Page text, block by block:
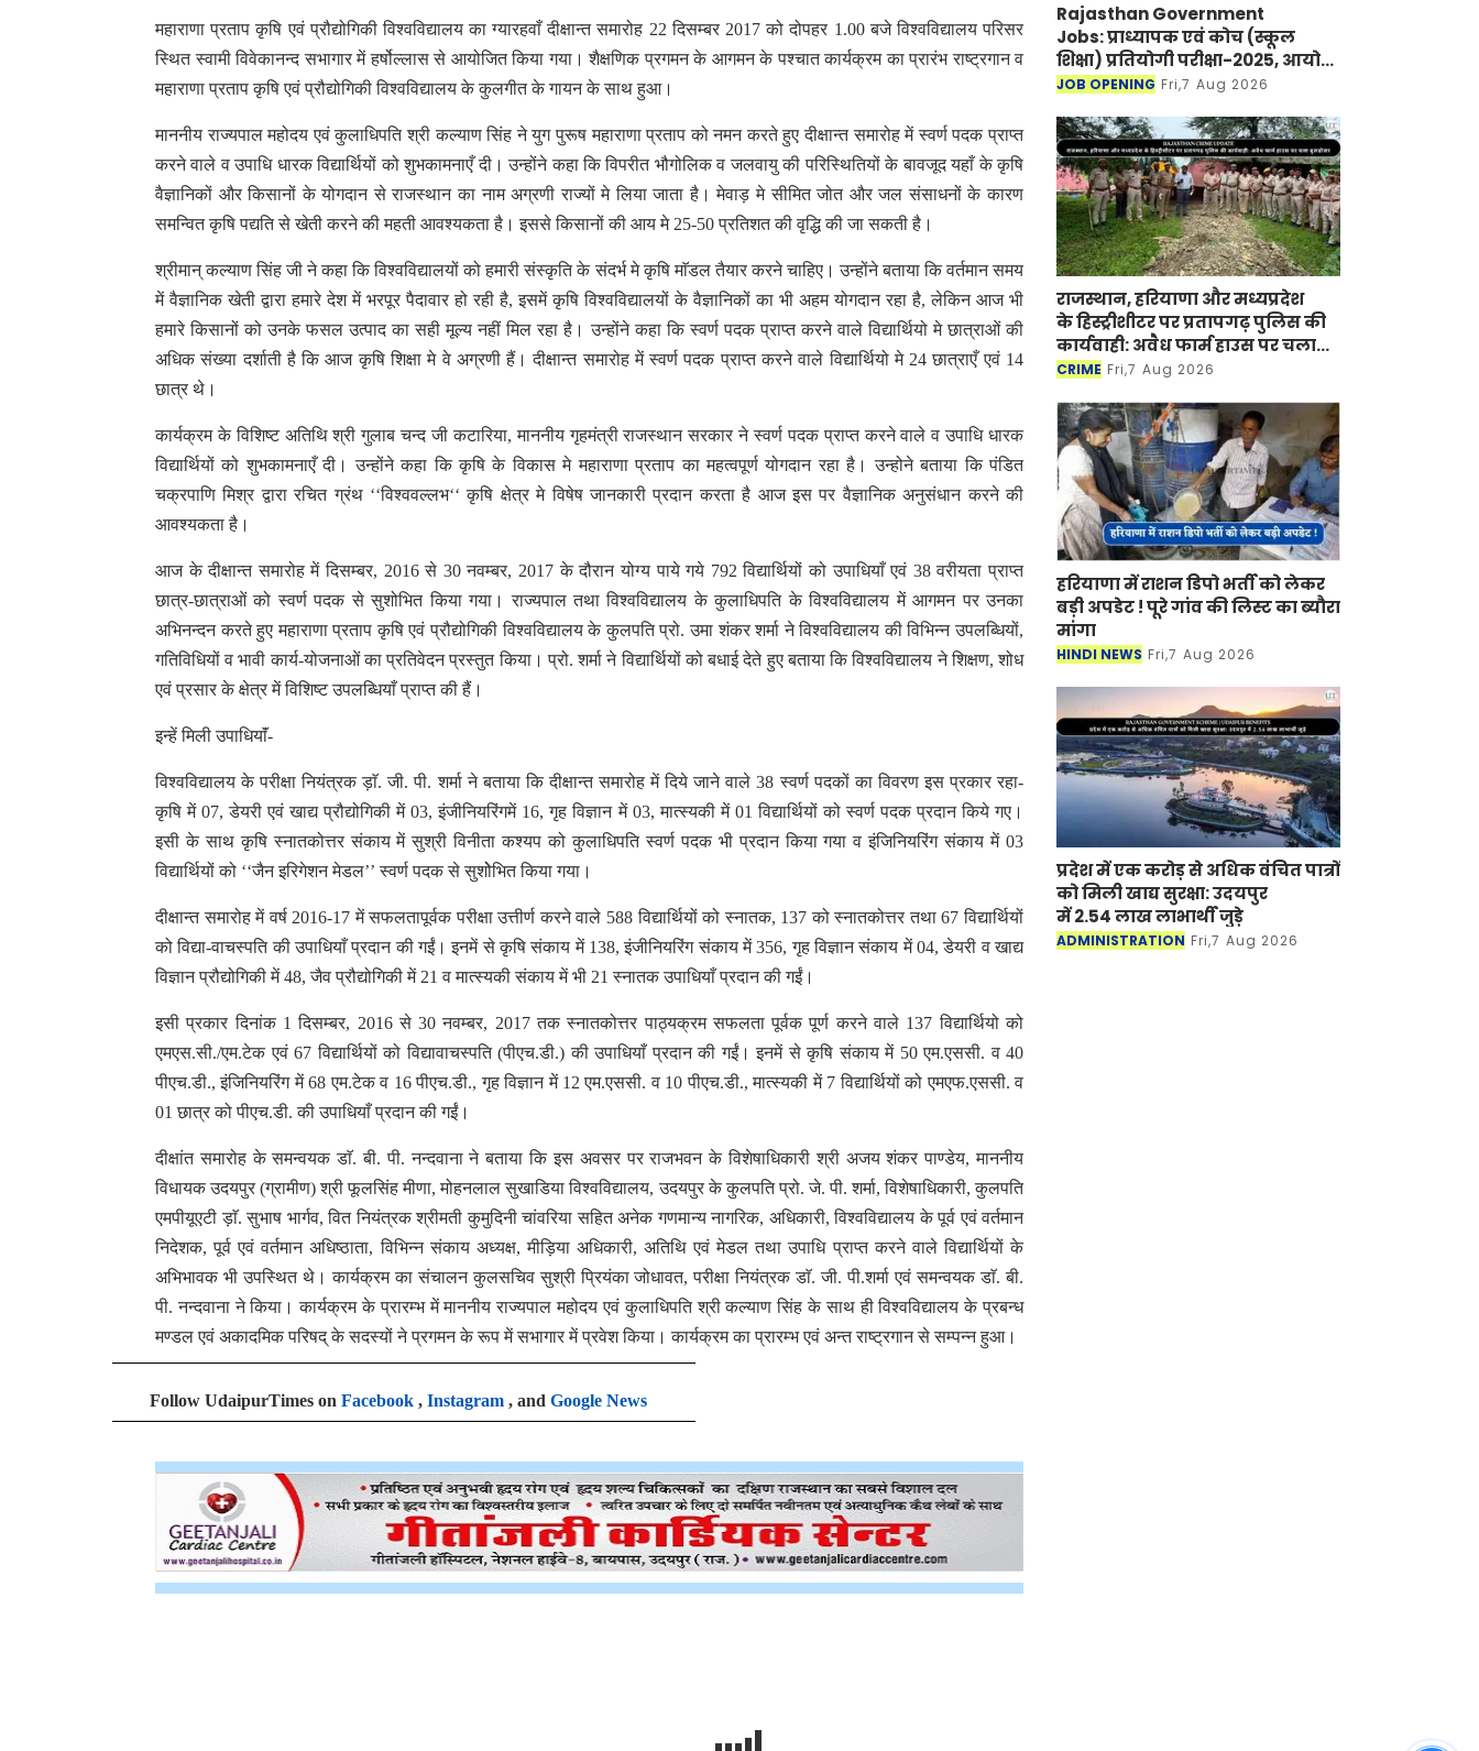
महाराणा प्रताप कृषि एवं प्रौद्योगिकी विश्वविद्यालय का ग्यारहवाँ दीक्षान्त समारोह 22 दिसम्बर 2017 को दोपहर 1.00 बजे विश्वविद्यालय परिसर
स्थित स्वामी विवेकानन्द सभागार में हर्षोल्लास से आयोजित किया गया। शैक्षणिक प्रगमन के आगमन के पश्चात कार्यक्रम का प्रारंभ राष्ट्रगान व
महाराणा प्रताप कृषि एवं प्रौद्योगिकी विश्वविद्यालय के कुलगीत के गायन के साथ हुआ।
माननीय राज्यपाल महोदय एवं कुलाधिपति श्री कल्याण सिंह ने युग पुरूष महाराणा प्रताप को नमन करते हुए दीक्षान्त समारोह में स्वर्ण पदक प्राप्त
करने वाले व उपाधि धारक विद्यार्थियों को शुभकामनाएँ दी। उन्होंने कहा कि विपरीत भौगोलिक व जलवायु की परिस्थितियों के बावजूद यहाँ के कृषि
वैज्ञानिकों और किसानों के योगदान से राजस्थान का नाम अग्रणी राज्यों मे लिया जाता है। मेवाड़ मे सीमित जोत और जल संसाधनों के कारण
समन्वित कृषि पद्यति से खेती करने की महती आवश्यकता है। इससे किसानों की आय मे 25-50 प्रतिशत की वृद्धि की जा सकती है।
श्रीमान् कल्याण सिंह जी ने कहा कि विश्वविद्यालयों को हमारी संस्कृति के संदर्भ मे कृषि माॅडल तैयार करने चाहिए। उन्होंने बताया कि वर्तमान समय
में वैज्ञानिक खेती द्वारा हमारे देश में भरपूर पैदावार हो रही है, इसमें कृषि विश्वविद्यालयों के वैज्ञानिकों का भी अहम योगदान रहा है, लेकिन आज भी
हमारे किसानों को उनके फसल उत्पाद का सही मूल्य नहीं मिल रहा है। उन्होंने कहा कि स्वर्ण पदक प्राप्त करने वाले विद्यार्थियो मे छात्राओं की
अधिक संख्या दर्शाती है कि आज कृषि शिक्षा मे वे अग्रणी हैं। दीक्षान्त समारोह में स्वर्ण पदक प्राप्त करने वाले विद्यार्थियो मे 24 छात्राएँ एवं 14
छात्र थे।
कार्यक्रम के विशिष्ट अतिथि श्री गुलाब चन्द जी कटारिया, माननीय गृहमंत्री राजस्थान सरकार ने स्वर्ण पदक प्राप्त करने वाले व उपाधि धारक
विद्यार्थियों को शुभकामनाएँ दी। उन्होंने कहा कि कृषि के विकास मे महाराणा प्रताप का महत्वपूर्ण योगदान रहा है। उन्होने बताया कि पंडित
चक्रपाणि मिश्र द्वारा रचित ग्रंथ ‘‘विश्ववल्लभ‘‘ कृषि क्षेत्र मे विषेष जानकारी प्रदान करता है आज इस पर वैज्ञानिक अनुसंधान करने की
आवश्यकता है।
आज के दीक्षान्त समारोह में दिसम्बर, 2016 से 30 नवम्बर, 2017 के दौरान योग्य पाये गये 792 विद्यार्थियों को उपाधियाँ एवं 38 वरीयता प्राप्त
छात्र-छात्राओं को स्वर्ण पदक से सुशोभित किया गया। राज्यपाल तथा विश्वविद्यालय के कुलाधिपति के विश्वविद्यालय में आगमन पर उनका
अभिनन्दन करते हुए महाराणा प्रताप कृषि एवं प्रौद्योगिकी विश्वविद्यालय के कुलपति प्रो. उमा शंकर शर्मा ने विश्वविद्यालय की विभिन्न उपलब्धियों,
गतिविधियों व भावी कार्य-योजनाओं का प्रतिवेदन प्रस्तुत किया। प्रो. शर्मा ने विद्यार्थियों को बधाई देते हुए बताया कि विश्वविद्यालय ने शिक्षण, शोध
एवं प्रसार के क्षेत्र में विशिष्ट उपलब्धियाँ प्राप्त की हैं।
इन्हें मिली उपाधियाॅं-
विश्वविद्यालय के परीक्षा नियंत्रक ड़ाॅ. जी. पी. शर्मा ने बताया कि दीक्षान्त समारोह में दिये जाने वाले 38 स्वर्ण पदकों का विवरण इस प्रकार रहा-
कृषि में 07, डेयरी एवं खाद्य प्रौद्योगिकी में 03, इंजीनियरिंगमें 16, गृह विज्ञान में 03, मात्स्यकी में 01 विद्यार्थियों को स्वर्ण पदक प्रदान किये गए।
इसी के साथ कृषि स्नातकोत्तर संकाय में सुश्री विनीता कश्यप को कुलाधिपति स्वर्ण पदक भी प्रदान किया गया व इंजिनियरिंग संकाय में 03
विद्यार्थियों को ‘‘जैन इरिगेशन मेडल’’ स्वर्ण पदक से सुशोेभित किया गया।
दीक्षान्त समारोह में वर्ष 2016-17 में सफलतापूर्वक परीक्षा उत्तीर्ण करने वाले 588 विद्यार्थियों को स्नातक, 137 को स्नातकोत्तर तथा 67 विद्यार्थियों
को विद्या-वाचस्पति की उपाधियाँ प्रदान की गईं। इनमें से कृषि संकाय में 138, इंजीनियरिंग संकाय में 356, गृह विज्ञान संकाय में 04, डेयरी व खाद्य
विज्ञान प्रौद्योगिकी में 48, जैव प्रौद्योगिकी में 21 व मात्स्यकी संकाय में भी 21 स्नातक उपाधियाँ प्रदान की गईं।
इसी प्रकार दिनांक 1 दिसम्बर, 2016 से 30 नवम्बर, 2017 तक स्नातकोत्तर पाठ्यक्रम सफलता पूर्वक पूर्ण करने वाले 137 विद्यार्थियो को
एमएस.सी./एम.टेक एवं 67 विद्यार्थियों को विद्यावाचस्पति (पीएच.डी.) की उपाधियाँ प्रदान की गईं। इनमें से कृषि संकाय में 50 एम.एससी. व 40
पीएच.डी., इंजिनियरिंग में 68 एम.टेक व 16 पीएच.डी., गृह विज्ञान में 12 एम.एससी. व 10 पीएच.डी., मात्स्यकी में 7 विद्यार्थियों को एमएफ.एससी. व
01 छात्र को पीएच.डी. की उपाधियाँ प्रदान की गईं।
दीक्षांत समारोह के समन्वयक डाॅ. बी. पी. नन्दवाना ने बताया कि इस अवसर पर राजभवन के विशेषाधिकारी श्री अजय शंकर पाण्डेय, माननीय
विधायक उदयपुर (ग्रामीण) श्री फूलसिंह मीणा, मोहनलाल सुखाडिया विश्वविद्यालय, उदयपुर के कुलपति प्रो. जे. पी. शर्मा, विशेषाधिकारी, कुलपति
एमपीयूएटी ड़ाॅ. सुभाष भार्गव, वित नियंत्रक श्रीमती कुमुदिनी चांवरिया सहित अनेक गणमान्य नागरिक, अधिकारी, विश्वविद्यालय के पूर्व एवं वर्तमान
निदेशक, पूर्व एवं वर्तमान अधिष्ठाता, विभिन्न संकाय अध्यक्ष, मीड़िया अधिकारी, अतिथि एवं मेडल तथा उपाधि प्राप्त करने वाले विद्यार्थियों के
अभिभावक भी उपस्थित थे। कार्यक्रम का संचालन कुलसचिव सुश्री प्रियंका जोधावत, परीक्षा नियंत्रक डाॅ. जी. पी.शर्मा एवं समन्वयक डाॅ. बी.
पी. नन्दवाना ने किया। कार्यक्रम के प्रारम्भ में माननीय राज्यपाल महोदय एवं कुलाधिपति श्री कल्याण सिंह के साथ ही विश्वविद्यालय के प्रबन्ध
मण्डल एवं अकादमिक परिषद् के सदस्यों ने प्रगमन के रूप में सभागार में प्रवेश किया। कार्यक्रम का प्रारम्भ एवं अन्त राष्ट्रगान से सम्पन्न हुआ।
Follow UdaipurTimes on Facebook , Instagram , and Google News
Rajasthan Government
Jobs: प्राध्यापक एवं कोच (स्कूल
शिक्षा) प्रतियोगी परीक्षा-2025, आयोग
ने जारी की हिंदी विषय की विचारित
JOB OPENING Fri,7 Aug 2026
राजस्थान, हरियाणा और मध्यप्रदेश
के हिस्ट्रीशीटर पर प्रतापगढ़ पुलिस की
कार्यवाही: अवैध फार्म हाउस पर चला
बुलडोजर
CRIME Fri,7 Aug 2026
हरियाणा में राशन डिपो भर्ती को लेकर
बड़ी अपडेट ! पूरे गांव की लिस्ट का ब्यौरा
मांगा
HINDI NEWS Fri,7 Aug 2026
प्रदेश में एक करोड़ से अधिक वंचित पात्रों
को मिली खाद्य सुरक्षा: उदयपुर
में 2.54 लाख लाभार्थी जुड़े
ADMINISTRATION Fri,7 Aug 2026